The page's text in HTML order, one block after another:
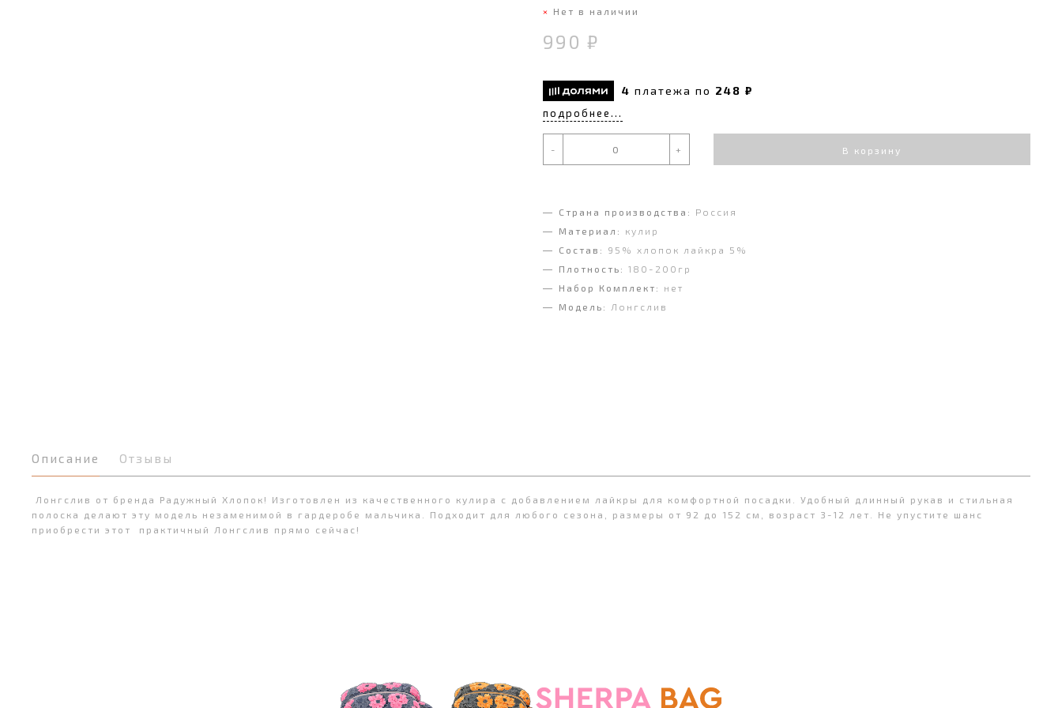
Нет в наличии
990 ₽
4 платежа по 248 ₽
подробнее...
- + В корзину
Страна производства:
Россия
Материал:
кулир
Состав:
95% хлопок лайкра 5%
Плотность: 180-200гр
Набор Комплект:
нет
Модель:
Лонгслив
Описание Отзывы
Лонгслив от бренда Радужный Хлопок! Изготовлен из качественного кулира с добавлением лайкры для комфортной посадки. Удобный длинный рукав и стильная
полоска делают эту модель незаменимой в гардеробе мальчика. Подходит для любого сезона, размеры от 92 до 152 см, возраст 3-12 лет. Не упустите шанс
приобрести этот практичный Лонгслив прямо сейчас!